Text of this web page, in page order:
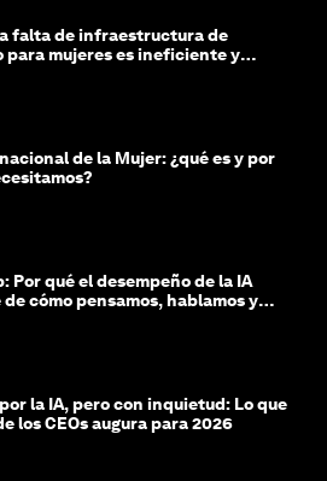
falta de infraestructura de
para mujeres es ineficiente y
de la Mujer: ¿qué es y por
Por qué el desempeño de la IA
cómo pensamos, hablamos y
la IA, pero con inquietud: Lo que
los CEOs augura para 2026